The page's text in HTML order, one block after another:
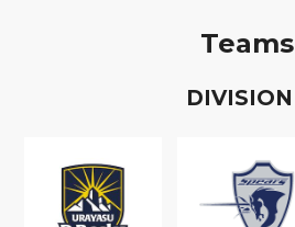
Teams
DIVISION